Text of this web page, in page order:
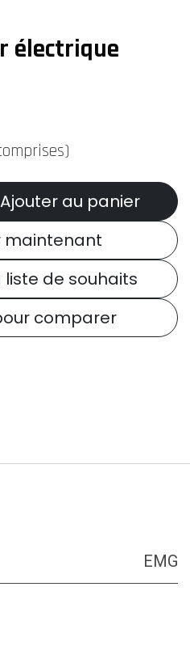
électrique
Ajouter au panier
maintenant
comparer
liste de souhaits
EMG